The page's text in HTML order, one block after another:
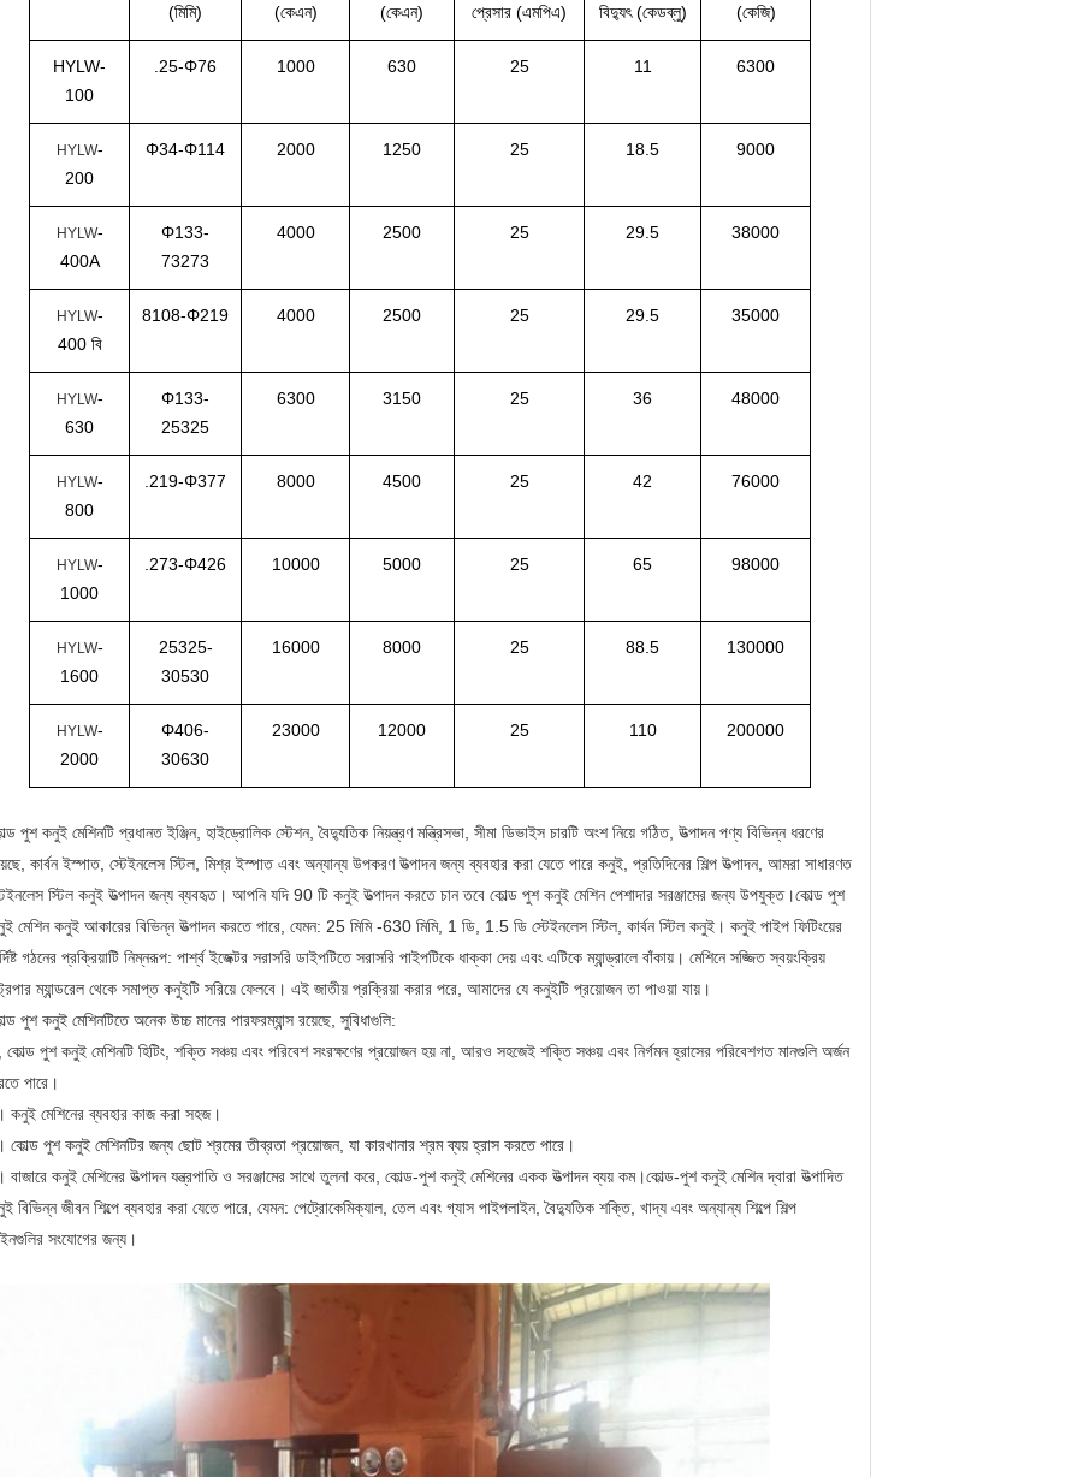
একটি বার্তা রেখে যান
আমরা শীঘ্রই আপনাকে আবার কল করব!
(মিমি)
(কেএন)
(কেএন)
প্রেসার (এমপিএ)
বিদ্যুৎ (কেডব্লু)
(কেজি)
HYLW-
100
.25-Φ76 1000 630 25 11 6300
HYLW-
200
Φ34-Φ114 2000 1250 25 18.5 9000
HYLW-
400A
Φ133-
73273
4000 2500 25 29.5 38000
HYLW-
400 বি
8108-Φ219 4000 2500 25 29.5 35000
HYLW-
630
Φ133-
25325
6300 3150 25 36 48000
HYLW-
800
.219-Φ377 8000 4500 25 42 76000
HYLW-
1000
.273-Φ426 10000 5000 25 65 98000
HYLW-
1600
25325-
30530
16000 8000 25 88.5 130000
HYLW-
2000
Φ406-
30630
23000 12000 25 110 200000
পুশ কনুই মেশিনটি প্রধানত ইঞ্জিন, হাইড্রোলিক স্টেশন, বৈদ্যুতিক নিয়ন্ত্রণ মন্ত্রিসভা, সীমা ডিভাইস চারটি অংশ নিয়ে গঠিত, উত্পাদন পণ্য বিভিন্ন ধরণের
কার্বন ইস্পাত, স্টেইনলেস স্টিল, মিশ্র ইস্পাত এবং অন্যান্য উপকরণ উত্পাদন জন্য ব্যবহার করা যেতে পারে কনুই, প্রতিদিনের শিল্প উত্পাদন, আমরা সাধারণত
স্টিল কনুই উত্পাদন জন্য ব্যবহৃত। আপনি যদি 90 টি কনুই উত্পাদন করতে চান তবে কোল্ড পুশ কনুই মেশিন পেশাদার সরঞ্জামের জন্য উপযুক্ত।কোল্ড পুশ
মেশিন কনুই আকারের বিভিন্ন উত্পাদন করতে পারে, যেমন: 25 মিমি -630 মিমি, 1 ডি, 1.5 ডি স্টেইনলেস স্টিল, কার্বন স্টিল কনুই। কনুই পাইপ ফিটিংয়ের
গঠনের প্রক্রিয়াটি নিম্নরূপ: পার্শ্ব ইজেক্টর সরাসরি ডাইপটিতে সরাসরি পাইপটিকে ধাক্কা দেয় এবং এটিকে ম্যান্ড্রালে বাঁকায়। মেশিনে সজ্জিত স্বয়ংক্রিয়
ম্যান্ডরেল থেকে সমাপ্ত কনুইটি সরিয়ে ফেলবে। এই জাতীয় প্রক্রিয়া করার পরে, আমাদের যে কনুইটি প্রয়োজন তা পাওয়া যায়।
পুশ কনুই মেশিনটিতে অনেক উচ্চ মানের পারফরম্যান্স রয়েছে, সুবিধাগুলি:
পুশ কনুই মেশিনটি হিটিং, শক্তি সঞ্চয় এবং পরিবেশ সংরক্ষণের প্রয়োজন হয় না, আরও সহজেই শক্তি সঞ্চয় এবং নির্গমন হ্রাসের পরিবেশগত মানগুলি অর্জন
পারে।
কনুই মেশিনের ব্যবহার কাজ করা সহজ।
কোল্ড পুশ কনুই মেশিনটির জন্য ছোট শ্রমের তীব্রতা প্রয়োজন, যা কারখানার শ্রম ব্যয় হ্রাস করতে পারে।
বাজারে কনুই মেশিনের উত্পাদন যন্ত্রপাতি ও সরঞ্জামের সাথে তুলনা করে, কোল্ড-পুশ কনুই মেশিনের একক উত্পাদন ব্যয় কম।কোল্ড-পুশ কনুই মেশিন দ্বারা উত্পাদিত
বিভিন্ন জীবন শিল্পে ব্যবহার করা যেতে পারে, যেমন: পেট্রোকেমিক্যাল, তেল এবং গ্যাস পাইপলাইন, বৈদ্যুতিক শক্তি, খাদ্য এবং অন্যান্য শিল্পে শিল্প
সংযোগের জন্য।